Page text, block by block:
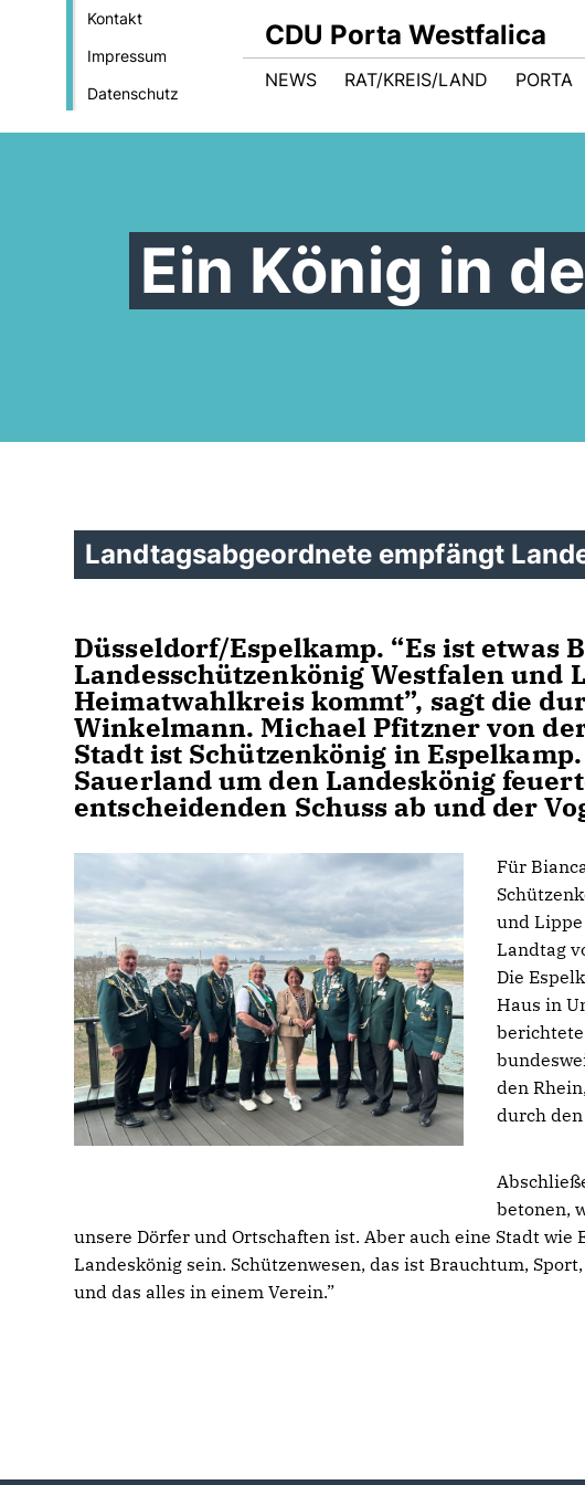
Kontakt
Impressum
Datenschutz
CDU Porta Westfalica
NEWS RAT/KREIS/LAND PORTA
Ein König in
Landtagsabgeordnete empfängt
Düsseldorf/Espelkamp. “Es ist etwas
Landesschützenkönig Westfalen und
Heimatwahlkreis kommt”, sagt die
Winkelmann. Michael Pfitzner von
Stadt ist Schützenkönig in
Sauerland um den Landeskönig
entscheidenden Schuss ab und der
Für
und
Landtag
Die
Haus in
den
durch
betonen,
unsere Dörfer und Ortschaften ist. Aber auch eine Stadt
Landeskönig sein. Schützenwesen, das ist Brauchtum,
und das alles in einem Verein.”